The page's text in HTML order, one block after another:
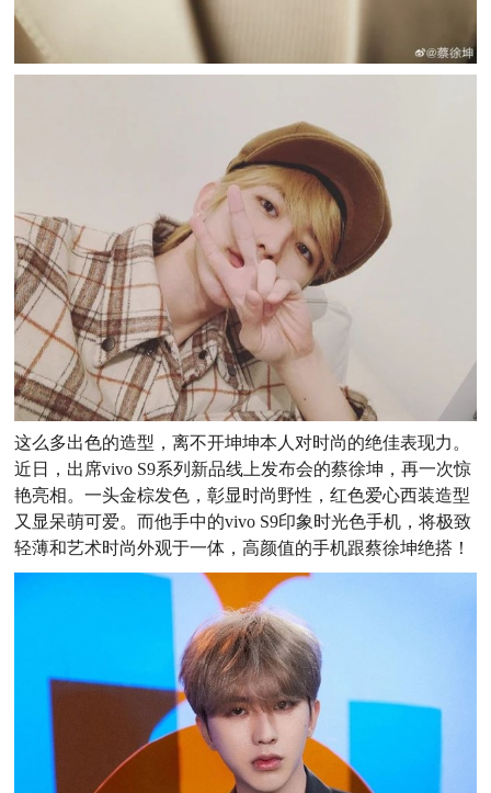
这么多出色的造型，离不开坤坤本人对时尚的绝佳表现力。
近日，出席vivo S9系列新品线上发布会的蔡徐坤，再一次惊
艳亮相。一头金棕发色，彰显时尚野性，红色爱心西装造型
又显呆萌可爱。而他手中的vivo S9印象时光色手机，将极致
轻薄和艺术时尚外观于一体，高颜值的手机跟蔡徐坤绝搭！